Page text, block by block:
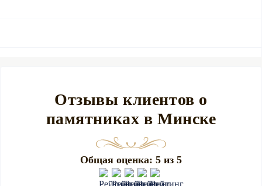
Отзывы клиентов о
памятниках в Минске
Общая оценка: 5 из 5